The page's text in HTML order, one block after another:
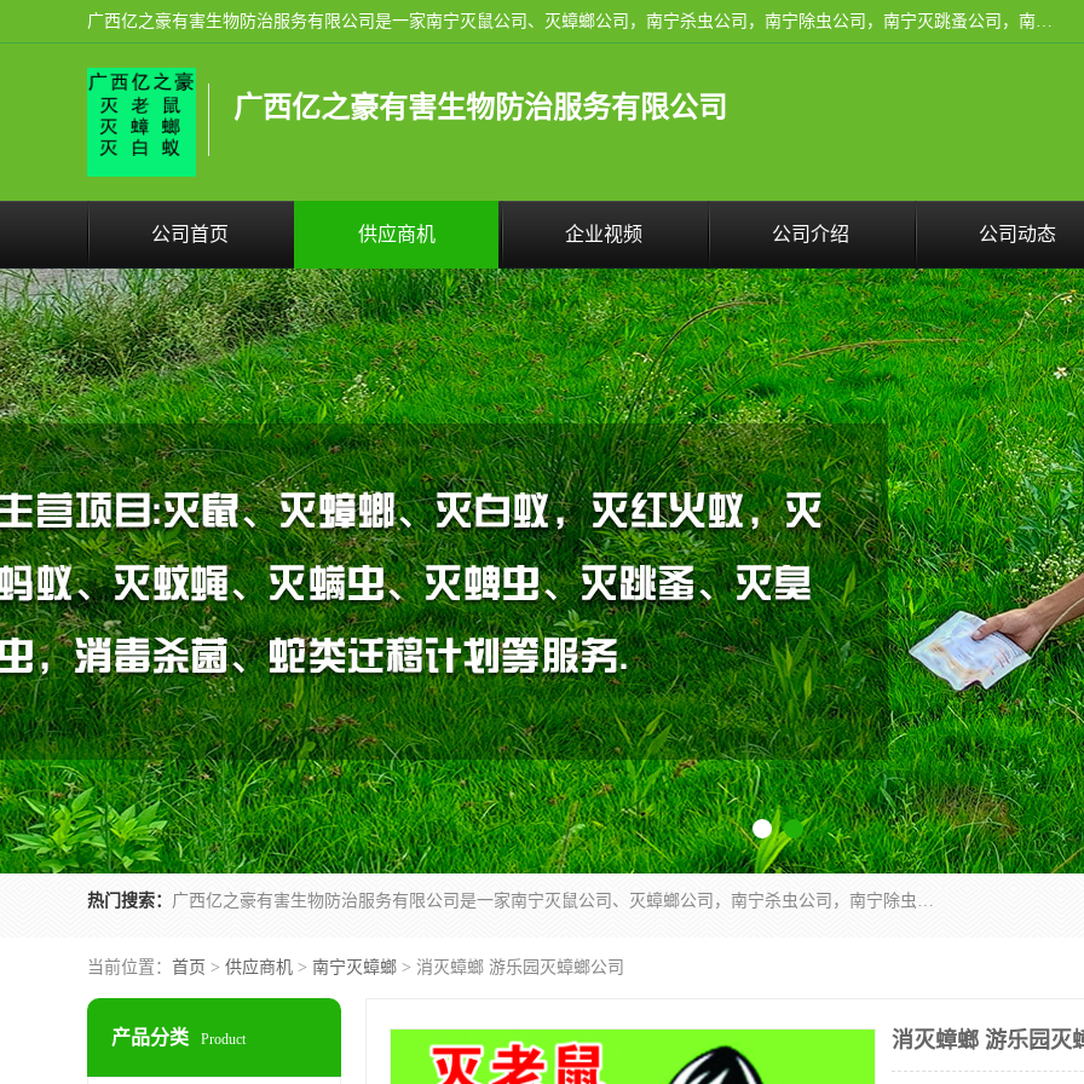
广西亿之豪有害生物防治服务有限公司是一家南宁灭鼠公司、灭蟑螂公司，南宁杀虫公司，南宁除虫公司，南宁灭跳蚤公司，南宁灭白蚁公司，南宁除四害公司,广西亿之豪有害生物防治服务有限公司专业灭蟑螂,除臭虫,其他害虫,服务上门,安全环保,售后保障,一次消杀，竭诚为您服务.
广西亿之豪有害生物防治服务有限公司
公司首页 供应商机 企业视频 公司介绍 公司动态
热门搜索： 广西亿之豪有害生物防治服务有限公司是一家南宁灭鼠公司、灭蟑螂公司，南宁杀虫公司，南宁除虫公司，南宁灭跳蚤公司，南宁灭白蚁公司，南宁除四害公司,广西亿之豪有害生物防治服务有限公司专业灭蟑螂,除臭虫,其他害虫,服务上门,安全环保,售后保障,一次消杀，竭诚为您服务.
当前位置： 首页 > 供应商机 > 南宁灭蟑螂 > 消灭蟑螂 游乐园灭蟑螂公司
产品分类 Product 消灭蟑螂 游乐园灭